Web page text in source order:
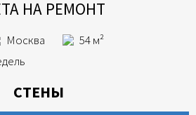
НА РЕМОНТ
Москва
54 м²
СТЕНЫ